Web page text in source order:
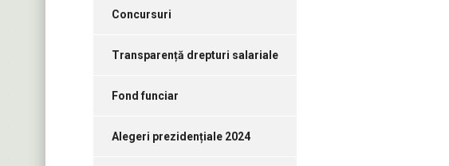
Concursuri
Transparență drepturi salariale
Fond funciar
Alegeri prezidențiale 2024